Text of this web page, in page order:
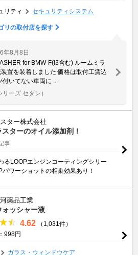
リティ セキュリティシステム
リの取付店を探す
年8月8日
for BMW-F(i3含む) ルームミラ
置を装着しました 価格は取付工賃込
いてない車両に ...
リーズ セダン）
ター株式会社
ターのオイル添加剤！
事
るLOOPエンジンコーティングシリー
パワーショットの相乗効果あり！
薬品工業
ォッシャー液
4.62
（1,031件）
998円
ガラス・ウィンドウケア